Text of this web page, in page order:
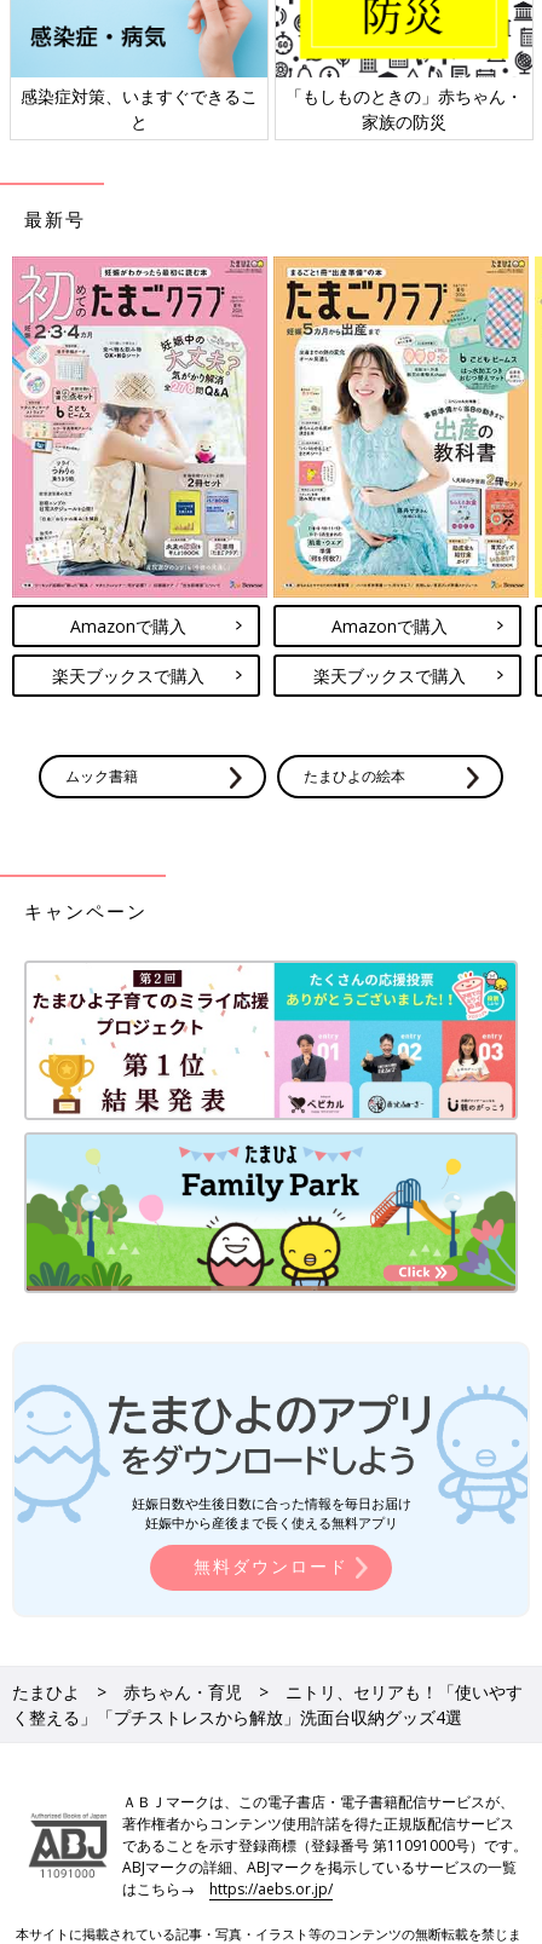
感染症対策、いますぐできるこ
と
「もしものときの」赤ちゃん・
家族の防災
最新号
Amazonで購入
楽天ブックスで購入
Amazonで購入
楽天ブックスで購入
ムック書籍 たまひよの絵本
キャンペーン
妊娠日数や生後日数に合った情報を毎日お届け
妊娠中から産後まで長く使える無料アプリ
無料ダウンロード
たまひよ 赤ちゃん・育児
ニトリ、セリアも！「使いやす
く整える」「プチストレスから解放」洗面台収納グッズ4選
ＡＢＪマークは、この電子書店・電子書籍配信サービスが、
著作権者からコンテンツ使用許諾を得た正規版配信サービス
であることを示す登録商標（登録番号 第11091000号）です。
ABJマークの詳細、ABJマークを掲示しているサービスの一覧
はこちら→https://aebs.or.jp/
本サイトに掲載されている記事・写真・イラスト等のコンテンツの無断転載を禁じま